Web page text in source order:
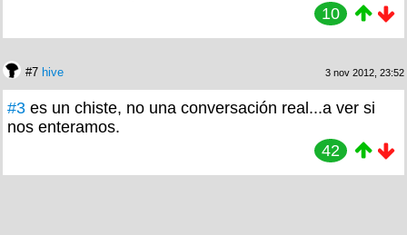
10
#7 hive 3 nov 2012, 23:52
#3 es un chiste, no una conversación real...a ver si
nos enteramos.
42